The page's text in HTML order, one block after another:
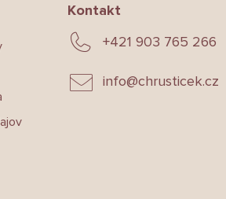
Kontakt
info@chrusticek.cz
+421 903 765 266